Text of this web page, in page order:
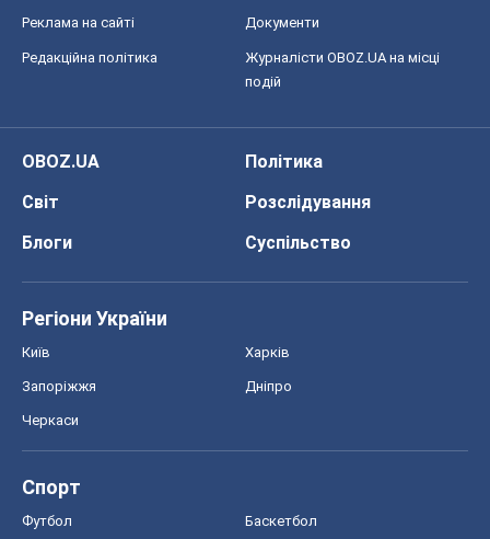
Реклама на сайті Документи
Редакційна політика
Журналісти OBOZ.UA на місці
подій
OBOZ.UA
Політика
Світ
Розслідування
Блоги
Суспільство
Регіони України
Київ Харків
Запоріжжя Дніпро
Черкаси
Спорт
Футбол Баскетбол